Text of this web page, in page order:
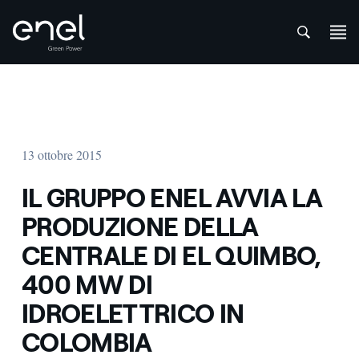
13 ottobre 2015
IL GRUPPO ENEL AVVIA LA
PRODUZIONE DELLA
CENTRALE DI EL QUIMBO,
400 MW DI
IDROELETTRICO IN
COLOMBIA